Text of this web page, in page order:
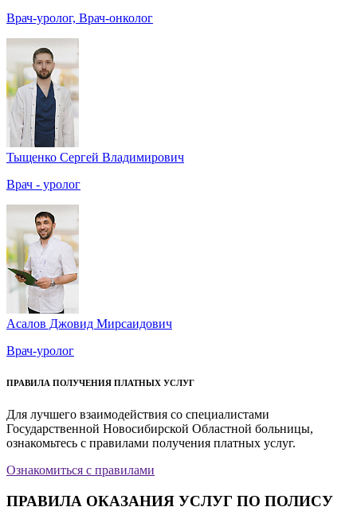
Врач-уролог, Врач-онколог
Тыщенко Сергей Владимирович
Врач - уролог
Асалов Джовид Мирсаидович
Врач-уролог
ПРАВИЛА ПОЛУЧЕНИЯ ПЛАТНЫХ УСЛУГ
Для лучшего взаимодействия со специалистами
Государственной Новосибирской Областной больницы,
ознакомьтесь с правилами получения платных услуг.
Ознакомиться с правилами
ПРАВИЛА ОКАЗАНИЯ УСЛУГ ПО ПОЛИСУ